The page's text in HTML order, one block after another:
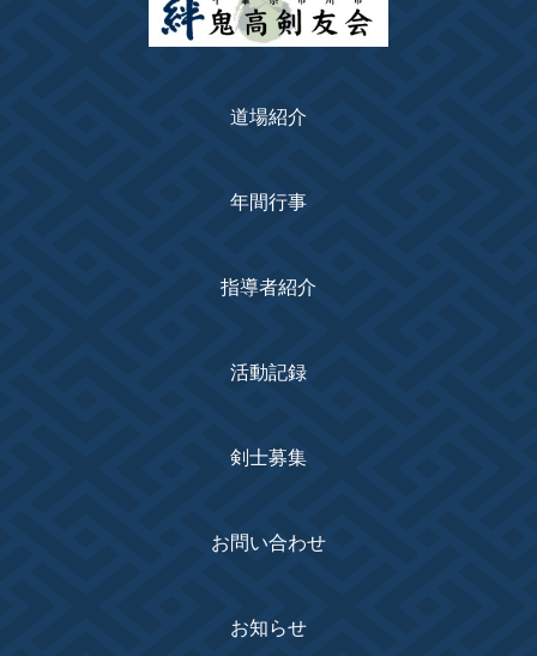
道場紹介
年間行事
指導者紹介
活動記録
剣士募集
お問い合わせ
お知らせ